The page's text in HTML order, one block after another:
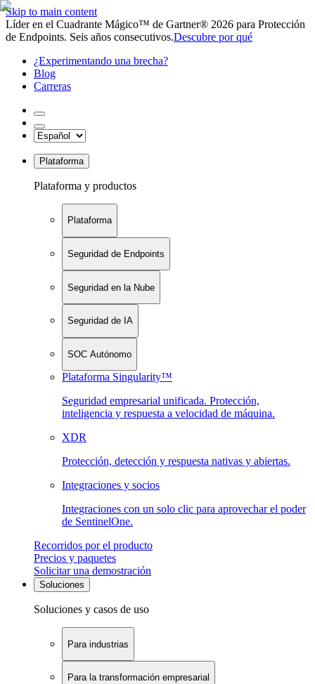
Skip to main content
Líder en el Cuadrante Mágico™ de Gartner® 2026 para Protección
de Endpoints. Seis años consecutivos.Descubre por qué
¿Experimentando una brecha?
Blog
Carreras
Plataforma
Plataforma y productos
Plataforma
Seguridad de Endpoints
Seguridad en la Nube
Seguridad de IA
SOC Autónomo
Plataforma Singularity™
Seguridad empresarial unificada. Protección,
inteligencia y respuesta a velocidad de máquina.
XDR
Protección, detección y respuesta nativas y abiertas.
Integraciones y socios
Integraciones con un solo clic para aprovechar el poder
de SentinelOne.
Recorridos por el producto
Precios y paquetes
Solicitar una demostración
Soluciones
Soluciones y casos de uso
Para industrias
Para la transformación empresarial